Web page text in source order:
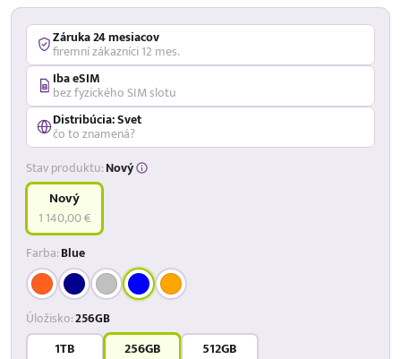
Záruka 24 mesiacov
firemní zákazníci 12 mes.
Iba eSIM
bez fyzického SIM slotu
Distribúcia: Svet
čo to znamená?
Stav produktu:Nový
Nový
1 140,00 €
Farba:Blue
Úložisko:256GB
1TB 256GB 512GB